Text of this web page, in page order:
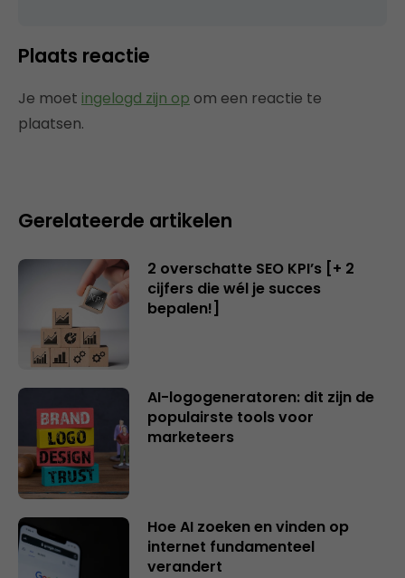
Plaats reactie
Je moet ingelogd zijn op om een reactie te
plaatsen.
Gerelateerde artikelen
2 overschatte SEO KPI’s [+ 2
cijfers die wél je succes
bepalen!]
AI-logogeneratoren: dit zijn de
populairste tools voor
marketeers
Hoe AI zoeken en vinden op
internet fundamenteel
verandert